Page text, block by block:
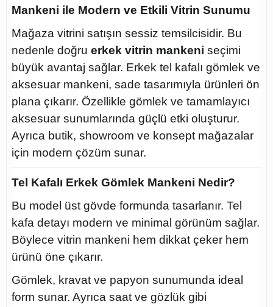
Mankeni ile Modern ve Etkili Vitrin Sunumu
Mağaza vitrini satışın sessiz temsilcisidir. Bu
nedenle doğru erkek vitrin mankeni seçimi
büyük avantaj sağlar. Erkek tel kafalı gömlek ve
aksesuar mankeni, sade tasarımıyla ürünleri ön
plana çıkarır. Özellikle gömlek ve tamamlayıcı
aksesuar sunumlarında güçlü etki oluşturur.
Ayrıca butik, showroom ve konsept mağazalar
için modern çözüm sunar.
Tel Kafalı Erkek Gömlek Mankeni Nedir?
Bu model üst gövde formunda tasarlanır. Tel
kafa detayı modern ve minimal görünüm sağlar.
Böylece vitrin mankeni hem dikkat çeker hem
ürünü öne çıkarır.
Gömlek, kravat ve papyon sunumunda ideal
form sunar. Ayrıca saat ve gözlük gibi